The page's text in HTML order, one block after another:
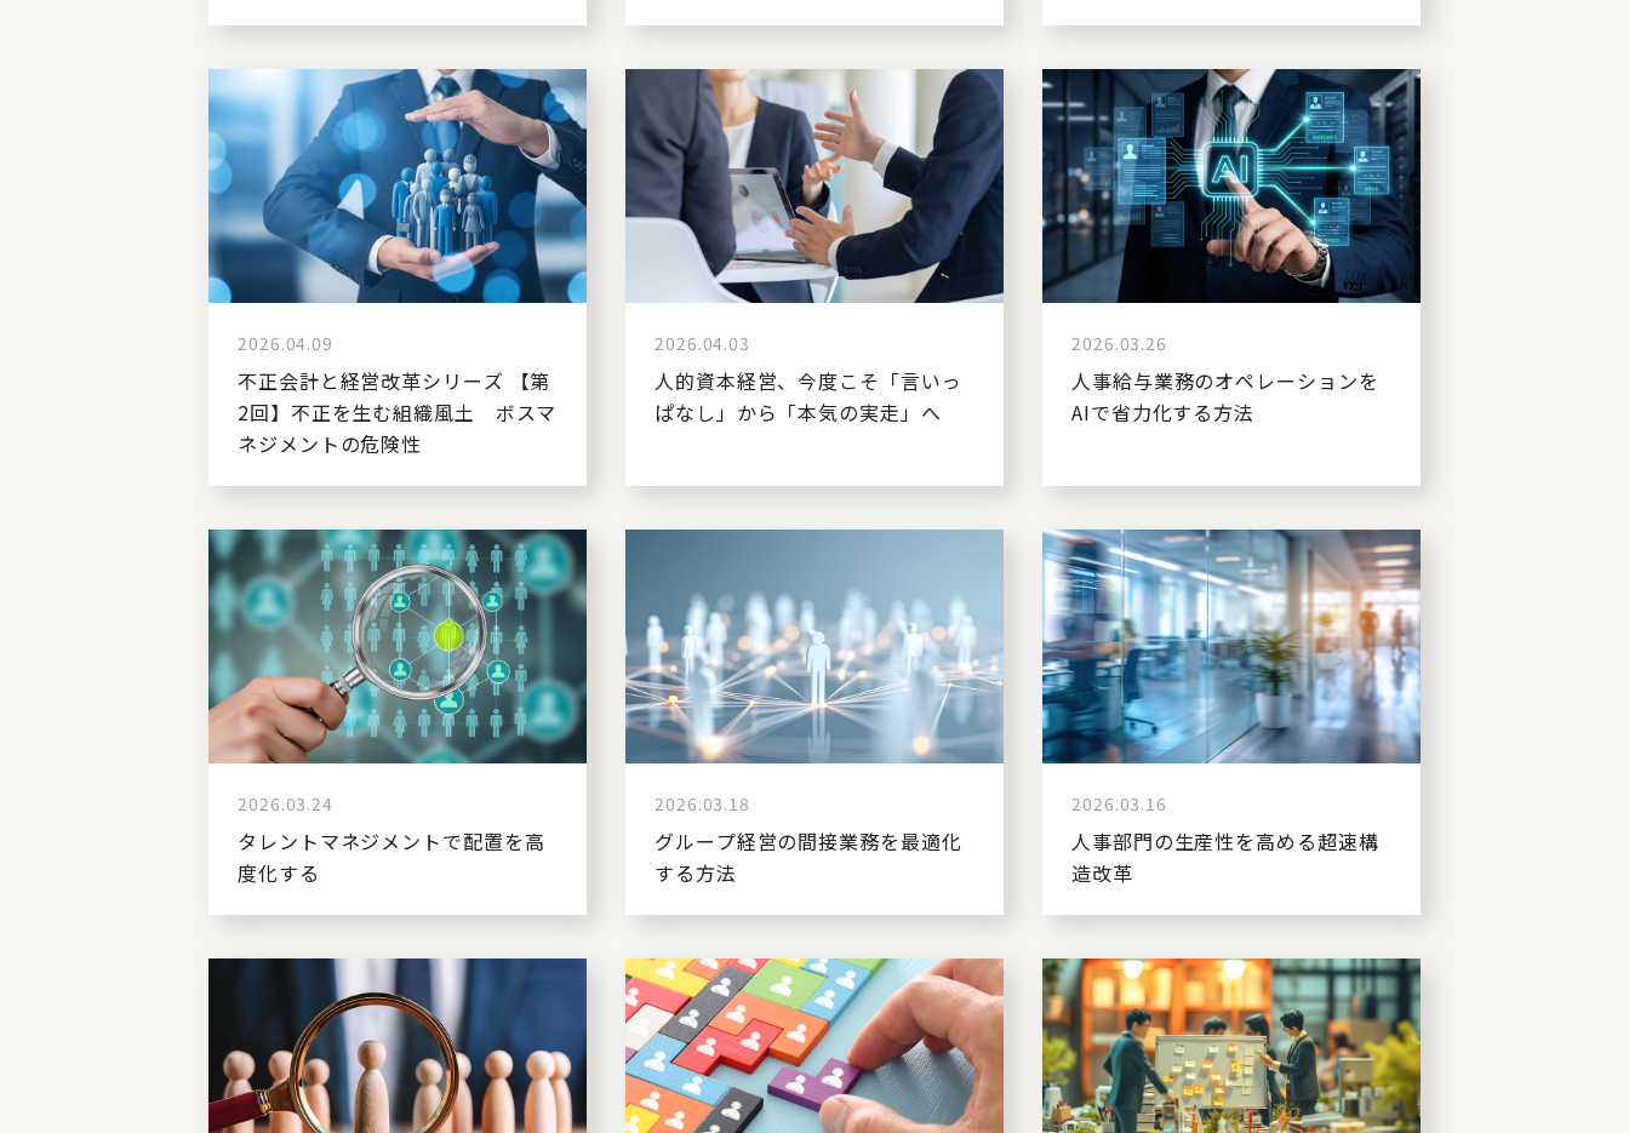
2026.04.09
不正会計と経営改革シリーズ 【第
2回】不正を生む組織風土 ボスマ
ネジメントの危険性
2026.04.03
人的資本経営、今度こそ「言いっ
ぱなし」から「本気の実走」へ
2026.03.26
人事給与業務のオペレーションを
AIで省力化する方法
2026.03.24
タレントマネジメントで配置を高
度化する
2026.03.18
グループ経営の間接業務を最適化
する方法
2026.03.16
人事部門の生産性を高める超速構
造改革